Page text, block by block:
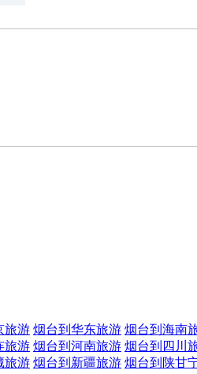
旅游 烟台到华东旅游 烟台到海南
旅游 烟台到河南旅游 烟台到四川
旅游 烟台到新疆旅游 烟台到陕甘